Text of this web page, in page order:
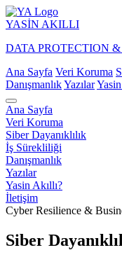
YASİN AKILLI
DATA PROTECTION
Ana Sayfa Veri Koruma
DanışmanlıkYazılar
Ana Sayfa
Veri Koruma
Siber Dayanıklılık
İş Sürekliliği
Danışmanlık
Yazılar
Yasin Akıllı?
İletişim
Cyber Resilience &
Siber